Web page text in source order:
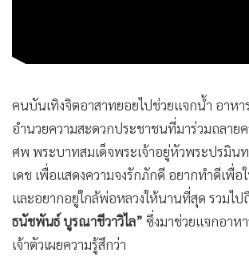
คนบันเทิงจิตอาสาทยอยไปช่วยแจกน้ำ อาหา
อำนวยความสะดวกประชาชนที่มาร่วมถลาย
ศพ พระบาทสมเด็จพระเจ้าอยู่หัวพระปรมิน
เดช เพื่อแสดงความจงรักภักดี อยากทำดีเพื่อ
และอยากอยู่ใกล้พ่อหลวงให้นานที่สุด รวมไป
ธนัชพันธ์ บูรณาชีวาวิไล” ซึ่งมาช่วยแจกอาห
เจ้าตัวเผยความรู้สึกว่า